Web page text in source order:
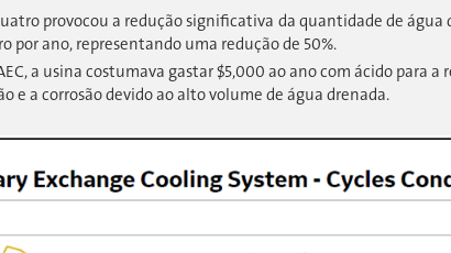
provocou a redução significativa da quantidade de água
por ano, representando uma redução de 50%.
a usina costumava gastar $5,000 ao ano com ácido
e a corrosão devido ao alto volume de água drenada.